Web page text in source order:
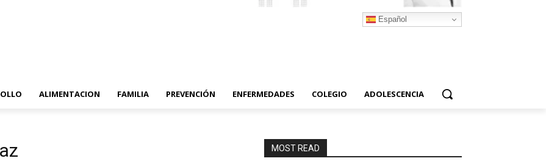
Español
ALIMENTACION FAMILIA PREVENCIÓN ENFERMEDADES COLEGIO ADOLESCENCIA
MOST READ